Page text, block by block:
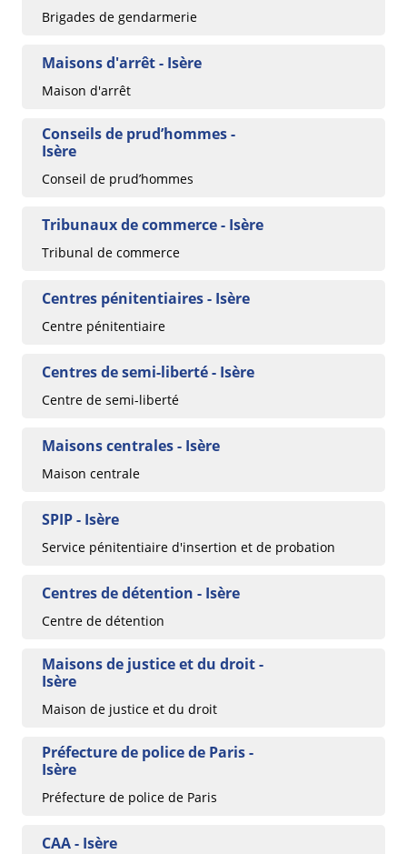
Brigades de gendarmerie
Maisons d'arrêt - Isère
Maison d'arrêt
Conseils de prud’hommes -
Isère
Conseil de prud’hommes
Tribunaux de commerce - Isère
Tribunal de commerce
Centres pénitentiaires - Isère
Centre pénitentiaire
Centres de semi-liberté - Isère
Centre de semi-liberté
Maisons centrales - Isère
Maison centrale
SPIP - Isère
Service pénitentiaire d'insertion et de probation
Centres de détention - Isère
Centre de détention
Maisons de justice et du droit -
Isère
Maison de justice et du droit
Préfecture de police de Paris -
Isère
Préfecture de police de Paris
CAA - Isère